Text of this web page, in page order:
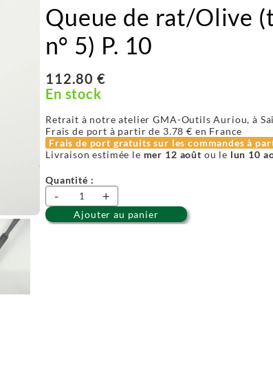
Queue de rat/Olive
n° 5) P. 10
112.80 €
En stock
Retrait à notre atelier GMA-Outils Auriou, à
Frais de port à partir de 3.78 € en France
Frais de port gratuits sur les commandes à
Livraison estimée le mer 12 août ou le lun 10
Quantité :
- +
Ajouter au panier